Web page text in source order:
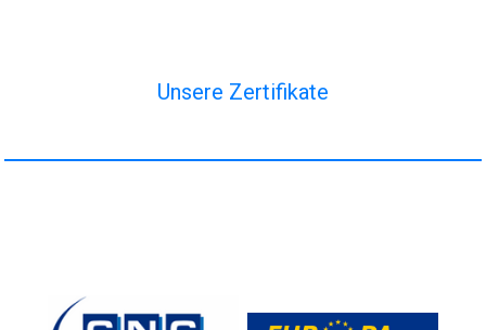
Unsere Zertifikate